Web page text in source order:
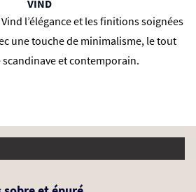
VIND
l’élégance et les finitions soignées
une touche de minimalisme, le tout
scandinave et contemporain.